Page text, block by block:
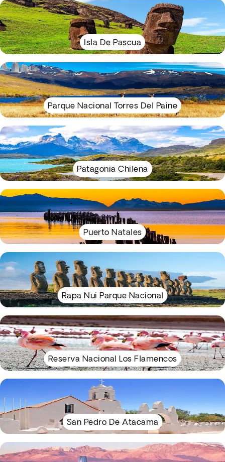
Isla De Pascua
Parque Nacional Torres Del Paine
Patagonia Chilena
Puerto Natales
Rapa Nui Parque Nacional
Reserva Nacional Los Flamencos
San Pedro De Atacama